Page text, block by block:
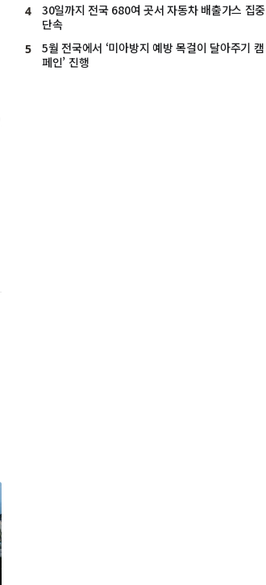
4
30일까지 전국 680여 곳서 자동차 배출가스 집중
단속
5
5월 전국에서 ‘미아방지 예방 목걸이 달아주기 캠
페인’ 진행